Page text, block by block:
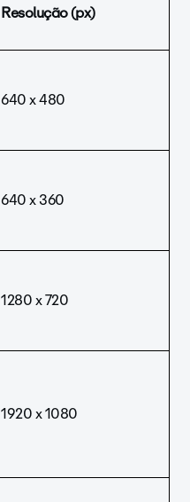
Resolução (px)
640 x 480
640 x 360
1280 x 720
1920 x 1080